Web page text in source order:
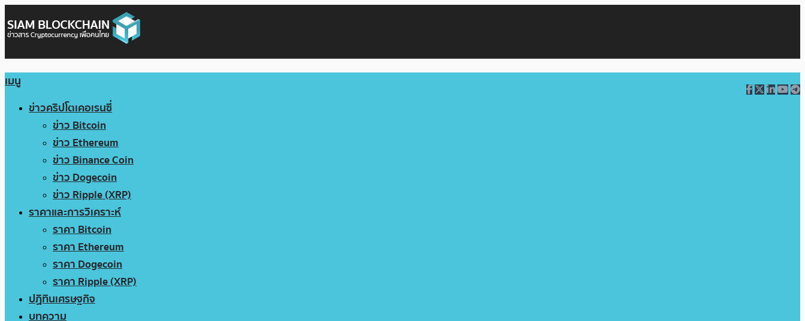
เมนู
ข่าวคริปโตเคอเรนซี่
ข่าว Bitcoin
ข่าว Ethereum
ข่าว Binance Coin
ข่าว Dogecoin
ข่าว Ripple (XRP)
ราคาและการวิเคราะห์
ราคา Bitcoin
ราคา Ethereum
ราคา Dogecoin
ราคา Ripple (XRP)
ปฏิทินเศรษฐกิจ
บทความ